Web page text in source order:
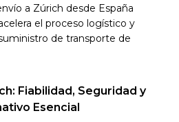
a Zúrich desde España
el proceso logístico y
de transporte de
Fiabilidad, Seguridad y
Esencial